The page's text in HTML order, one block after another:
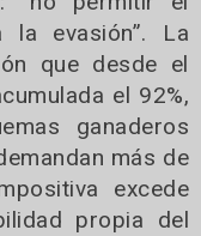
la evasión”. La
que desde el
el 92%,
ganaderos
más de
excede
propia del